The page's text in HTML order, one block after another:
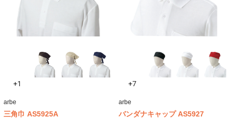
+1
arbe
三角巾 AS5925A
+7
arbe
バンダナキャップ AS5927